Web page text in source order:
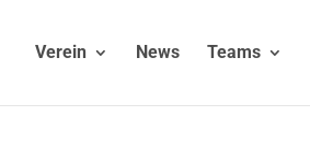
Verein News Teams